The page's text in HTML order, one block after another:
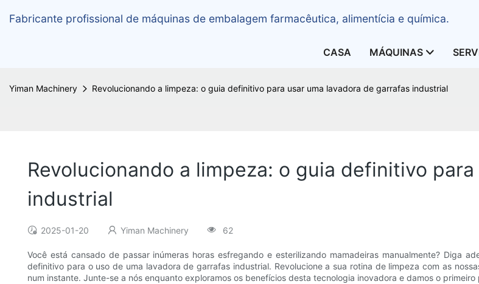
Fabricante profissional de máquinas de embalagem farmacêutica, alimentícia e química.
CASA MÁQUINAS
Yiman Machinery Revolucionando a limpeza: o guia definitivo para usar uma lavadora de garrafas industrial
Revolucionando a limpeza: o guia definitivo
industrial
2025-01-20 Yiman Machinery 62
Você está cansado de passar inúmeras horas esfregando e esterilizando mamadeiras manualmente? Diga
definitivo para o uso de uma lavadora de garrafas industrial. Revolucione a sua rotina de limpeza com as
num instante. Junte-se a nós enquanto exploramos os benefícios desta tecnologia inovadora e damos o